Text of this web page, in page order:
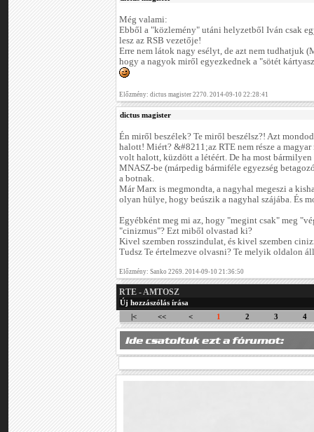
Még valami:
Ebből a "közlemény" utáni helyzetből Iván csak
lesz az RSB vezetője!
Erre nem látok nagy esélyt, de azt nem tudhatjuk
hogy a nagyok miről egyezkednek a "sötét
Előzmény: dictus magister 2270. 2014-09-10 22:28:41
dictus magister
Én miről beszélek? Te miről beszélsz?! Azt
halott! Miért? &#8211;az RTE nem része a
volt halott, küzdött a létéért. De ha most
MNASZ-be (márpedig bármiféle egyezség
a botnak.
Már Marx is megmondta, a nagyhal megeszi a
olyan hülye, hogy beúszik a nagyhal szájába. És
Egyébként meg mi az, hogy "megint csak" meg
"cinizmus"? Ezt miből olvastad ki?
Kivel szemben rosszindulat, és kivel szemben
Tudsz Te értelmezve olvasni? Te melyik oldalon
Előzmény: Sanko 2269. 2014-09-10 21:36:50
RTE - AMTOSZ
Új hozzászólás írása
|<
<< < 1 2 3 4